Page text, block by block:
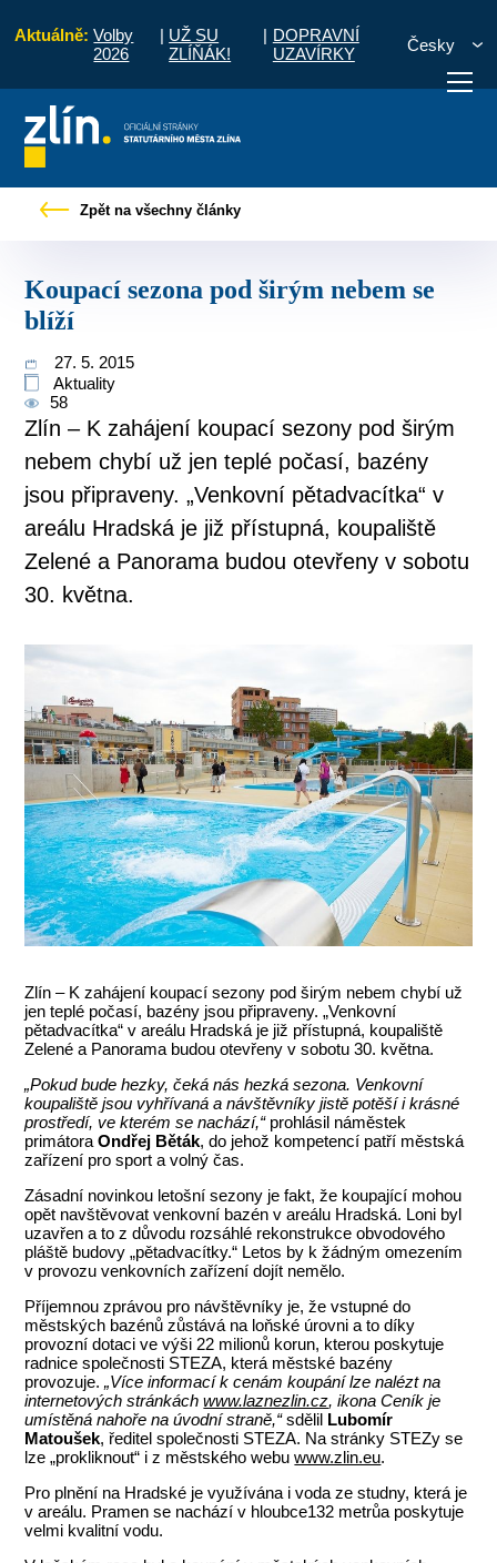
Aktuálně: Volby
2026
| UŽ SU
ZLÍŇÁK!
| DOPRAVNÍ
UZAVÍRKY
Česky
vyřídit Potřebuji zaplatit
Zpět na všechny články
Koupací sezona pod širým nebem se
blíží
27. 5. 2015
Aktuality
58
Zlín – K zahájení koupací sezony pod širým
nebem chybí už jen teplé počasí, bazény
jsou připraveny. „Venkovní pětadvacítka“ v
areálu Hradská je již přístupná, koupaliště
Zelené a Panorama budou otevřeny v sobotu
30. května.
Zlín – K zahájení koupací sezony pod širým nebem chybí už
jen teplé počasí, bazény jsou připraveny. „Venkovní
pětadvacítka“ v areálu Hradská je již přístupná, koupaliště
Zelené a Panorama budou otevřeny v sobotu 30. května.
„Pokud bude hezky, čeká nás hezká sezona. Venkovní
koupaliště jsou vyhřívaná a návštěvníky jistě potěší i krásné
prostředí, ve kterém se nachází,“prohlásil náměstek
primátoraOndřej Běták, do jehož kompetencí patří městská
zařízení pro sport a volný čas.
Zásadní novinkou letošní sezony je fakt, že koupající mohou
opět navštěvovat venkovní bazén v areálu Hradská. Loni byl
uzavřen a to z důvodu rozsáhlé rekonstrukce obvodového
pláště budovy „pětadvacítky.“ Letos by k žádným omezením
v provozu venkovních zařízení dojít nemělo.
Příjemnou zprávou pro návštěvníky je, že vstupné do
městských bazénů zůstává na loňské úrovni a to díky
provozní dotaci ve výši 22 milionů korun, kterou poskytuje
radnice společnosti STEZA, která městské bazény
provozuje.„Více informací k cenám koupání lze nalézt na
internetových stránkáchwww.laznezlin.cz, ikona Ceník je
umístěná nahoře na úvodní straně,“sdělil Lubomír
Matoušek, ředitel společnosti STEZA. Na stránky STEZy se
lze „prokliknout“ i z městského webuwww.zlin.eu.
Pro plnění na Hradské je využívána i voda ze studny, která je
v areálu. Pramen se nachází v hloubce132 metrůa poskytuje
velmi kvalitní vodu.